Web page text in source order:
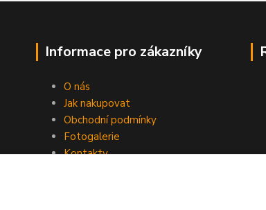
Informace pro zákazníky
O nás
Jak nakupovat
Obchodní podmínky
Fotogalerie
Kontakty